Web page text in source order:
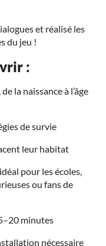
et réalisé les
du jeu !
:
, de la naissance à l’âge
de survie
leur habitat
pour les écoles,
ou fans de
minutes
nécessaire